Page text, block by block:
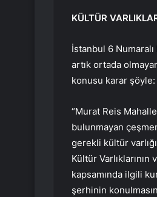
KÜLTÜR
İstanbul 6
artık ortada
konusu karar şöyle:
“Murat Reis
bulunmayan
gerekli kültür
Kültür
kapsamında ilgili
şerhinin